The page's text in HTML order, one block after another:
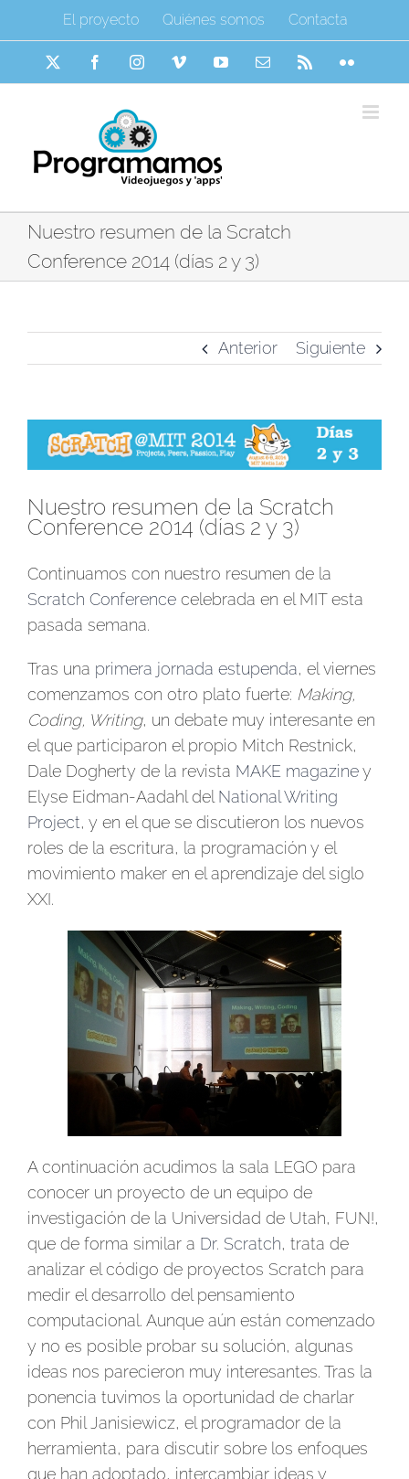
al
contenido
El proyecto Quiénes somos Contacta
FacebookInstagramVimeo YouTubeCorreo
Flickr
Nuestro resumen de la Scratch
Conference 2014 (días 2 y 3)
Anterior Siguiente
Ver
imagen
grande
Nuestro resumen de la Scratch
Conference 2014 (días 2 y 3)
Continuamos con nuestro resumen de la
Scratch Conference celebrada en el MIT esta
pasada semana.
Tras una primera jornada estupenda, el viernes
comenzamos con otro plato fuerte: Making,
Coding, Writing, un debate muy interesante en
el que participaron el propio Mitch Restnick,
Dale Dogherty de la revista MAKE magaziney
Elyse Eidman-Aadahl del National Writing
Project, y en el que se discutieron los nuevos
roles de la escritura, la programación y el
movimiento maker en el aprendizaje del siglo
XXI.
A continuación acudimos la sala LEGO para
conocer un proyecto de un equipo de
investigación de la Universidad de Utah, FUN!,
que de forma similar a Dr. Scratch, trata de
analizar el código de proyectos Scratch para
medir el desarrollo del pensamiento
computacional. Aunque aún están comenzado
y no es posible probar su solución, algunas
ideas nos parecieron muy interesantes. Tras la
ponencia tuvimos la oportunidad de charlar
con Phil Janisiewicz, el programador de la
herramienta, para discutir sobre los enfoques
que han adoptado, intercambiar ideas y